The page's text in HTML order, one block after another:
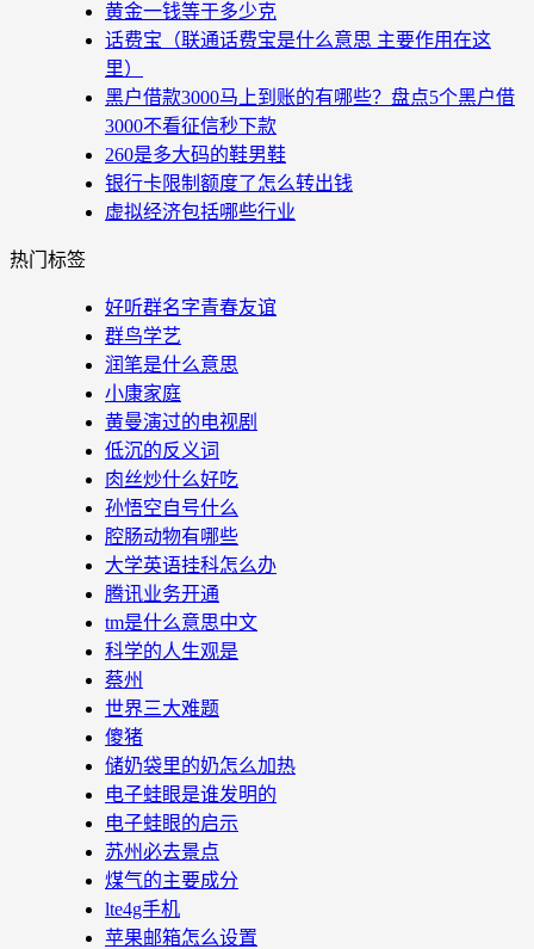
黄金一钱等于多少克
话费宝（联通话费宝是什么意思 主要作用在这
里）
黑户借款3000马上到账的有哪些？盘点5个黑户借
3000不看征信秒下款
260是多大码的鞋男鞋
银行卡限制额度了怎么转出钱
虚拟经济包括哪些行业
热门标签
好听群名字青春友谊
群鸟学艺
润笔是什么意思
小康家庭
黄曼演过的电视剧
低沉的反义词
肉丝炒什么好吃
孙悟空自号什么
腔肠动物有哪些
大学英语挂科怎么办
腾讯业务开通
tm是什么意思中文
科学的人生观是
蔡州
世界三大难题
傻猪
储奶袋里的奶怎么加热
电子蛙眼是谁发明的
电子蛙眼的启示
苏州必去景点
煤气的主要成分
lte4g手机
苹果邮箱怎么设置